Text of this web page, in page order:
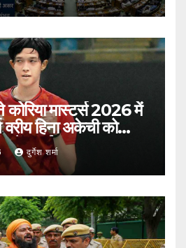
कोरिया मास्टर्स 2026 में
वरीय हिना अकेची को
में बनाई जगह
दुर्गेश शर्मा